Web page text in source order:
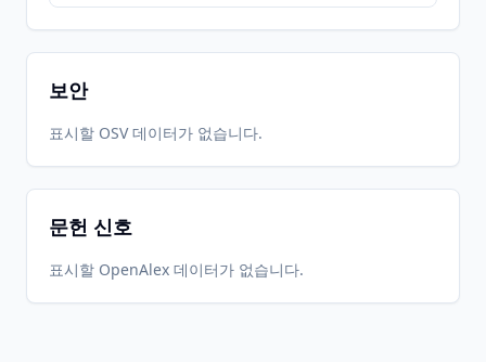
보안
표시할 OSV 데이터가 없습니다.
문헌 신호
표시할 OpenAlex 데이터가 없습니다.